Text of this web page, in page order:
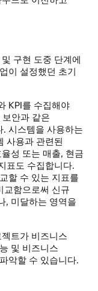
구현 도중 단계에
이 설정했던 초기
KPI를 수집해야
안과 같은
시스템을 사용하는
사용과 관련된
성 또는 매출, 현금
표도 수집합니다.
할 수 있는 지표를
교함으로써 신규
, 미달하는 영역을
트가 비즈니스
및 비즈니스
악할 수 있습니다.